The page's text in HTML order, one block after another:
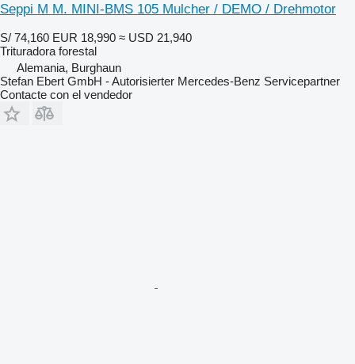
Seppi M M. MINI-BMS 105 Mulcher / DEMO / Drehmotor
S/ 74,160 EUR 18,990 ≈ USD 21,940
Trituradora forestal
Alemania, Burghaun
Stefan Ebert GmbH - Autorisierter Mercedes-Benz Servicepartner
Contacte con el vendedor